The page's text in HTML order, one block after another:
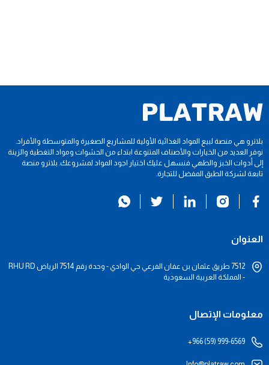
بلاترو هي منصة لبيع المواد الغذائية الأولية للمشاريع الصغيرة والمتوسطة والأفراد.
نوفر العديد من الخيارات والأصناف المتنوعة ابتداء من الحشوات ومواد التغطية والزينة
إلى أدوات الخبز والطهي فنسهل عليك اختيار اجود المواد لمشروعك. بلاترو منصة
تابعة لشركة الطبق المفضل للتجارة.
العنوان
7512 طريق عثمان بن عفان الفرعي حي الوادي - وحدة رقم 7514 الرياض RHU RD
- المملكة العربية السعودية
معلومات الإتصال
+966 (59) 999-6569